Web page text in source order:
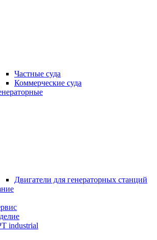
Частные суда
Коммерческие суда
Двигатели для генераторных станций
industrial